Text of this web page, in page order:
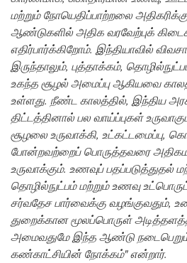
மற்றும் நோயெதிப்பாற்றலை
ஆண்டுகளில் அதிக வரவேற்புக்
எதிர்பார்க்கிறோம். இந்தியாவில்
இருந்தாலும், புத்தாக்கம்,
உகந்த சூழல் அமைப்பு ஆகியவை
உள்ளது. நீண்ட காலத்தில், இந்திய
திட்டத்தினால் பல வாய்ப்புகள்
சூழலை உருவாக்கி, உட்கட்டமைப்பு,
போன்றவற்றைப் பொருத்தவரை
உருவாக்கும். உணவுப் பதப்படுத்துதல்
தொழில்நுட்பம் மற்றும் உணவு
சர்வதேச பார்வைக்கு வழங்குவதும்,
துறைக்கான மூலப்பொருள்
அமைவதுமே இந்த ஆண்டு நடைபெறும்
கண்காட்சியின் நோக்கம்" என்றார்.